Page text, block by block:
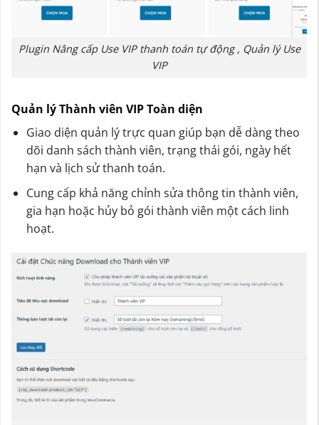
Plugin Nâng cấp Use VIP thanh toán tự động , Quản lý Use
VIP
Quản lý Thành viên VIP Toàn diện
Giao diện quản lý trực quan giúp bạn dễ dàng theo
dõi danh sách thành viên, trạng thái gói, ngày hết
hạn và lịch sử thanh toán.
Cung cấp khả năng chỉnh sửa thông tin thành viên,
gia hạn hoặc hủy bỏ gói thành viên một cách linh
hoạt.